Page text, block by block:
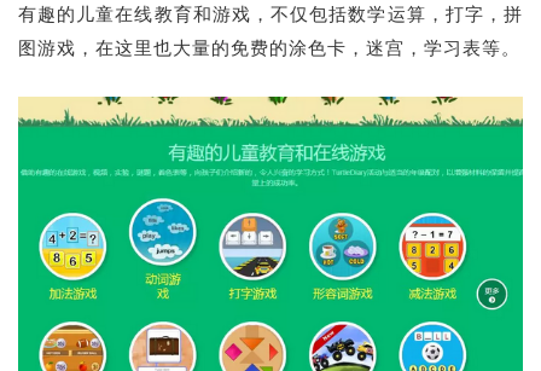
有趣的儿童在线教育和游戏，不仅包括数学运算，打字，拼
图游戏，在这里也大量的免费的涂色卡，迷宫，学习表等。